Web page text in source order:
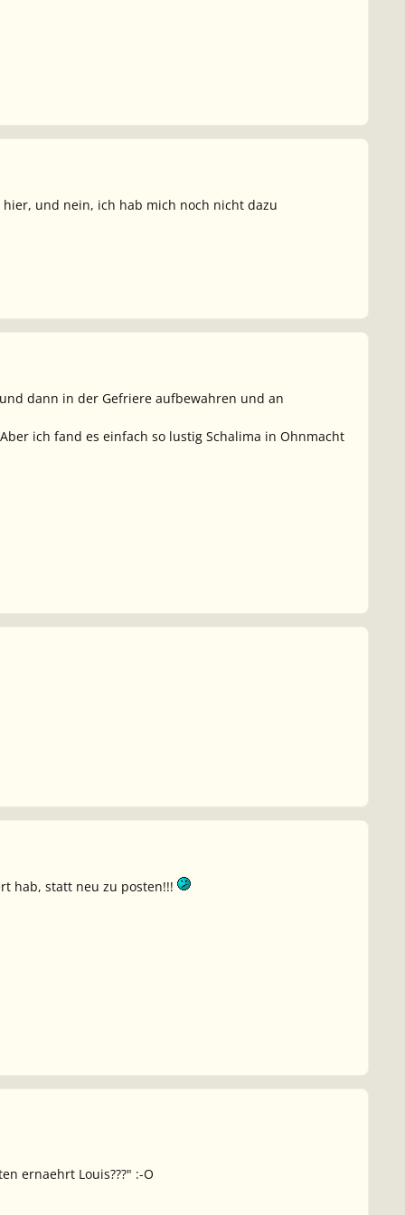
und nein, ich hab mich noch nicht dazu
dann in der Gefriere aufbewahren und an
ich fand es einfach so lustig Schalima in Ohnmacht
hab, statt neu zu posten!!!
ernaehrt Louis???" :-O